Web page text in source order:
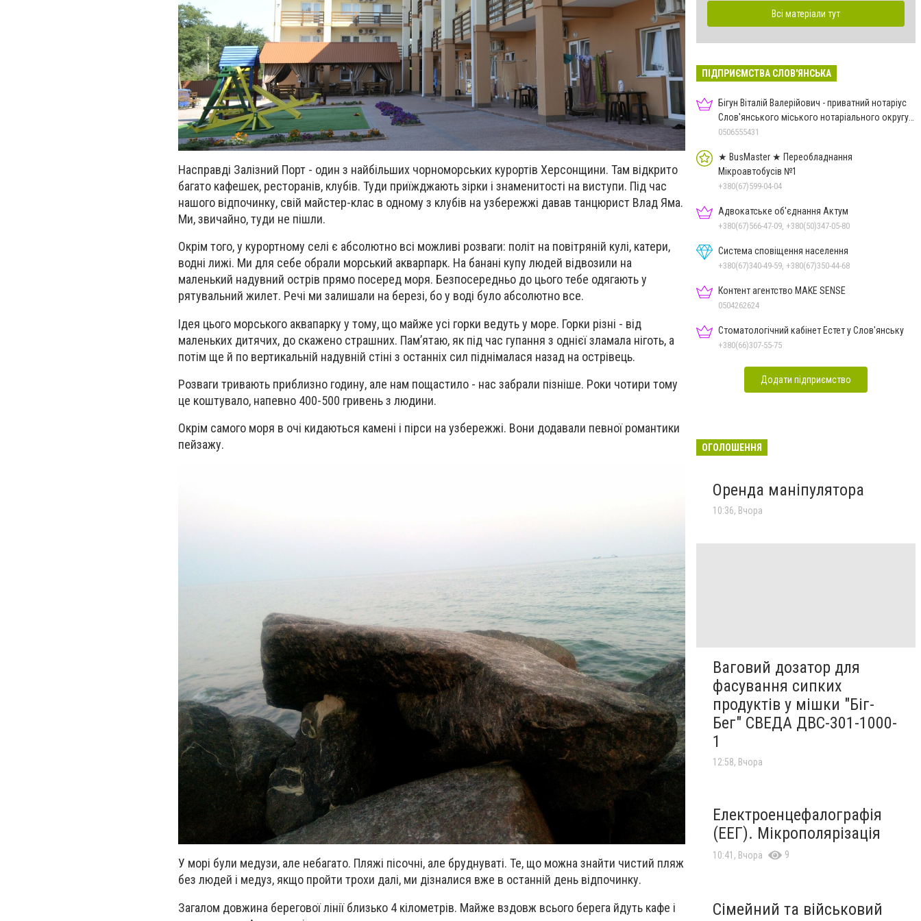
Насправді Залізний Порт - один з найбільших чорноморських курортів Херсонщини. Там відкрито
багато кафешек, ресторанів, клубів. Туди приїжджають зірки і знаменитості на виступи. Під час
нашого відпочинку, свій майстер-клас в одному з клубів на узбережжі давав танцюрист Влад Яма.
Ми, звичайно, туди не пішли.
Окрім того, у курортному селі є абсолютно всі можливі розваги: політ на повітряній кулі, катери,
водні лижі. Ми для себе обрали морський акварпарк. На банані купу людей відвозили на
маленький надувний острів прямо посеред моря. Безпосередньо до цього тебе одягають у
рятувальний жилет. Речі ми залишали на березі, бо у воді було абсолютно все.
Ідея цього морського аквапарку у тому, що майже усі горки ведуть у море. Горки різні - від
маленьких дитячих, до скажено страшних. Пам’ятаю, як під час гупання з однієї зламала ніготь, а
потім ще й по вертикальній надувній стіні з останніх сил піднімалася назад на острівець.
Розваги тривають приблизно годину, але нам пощастило - нас забрали пізніше. Роки чотири тому
це коштувало, напевно 400-500 гривень з людини.
Окрім самого моря в очі кидаються камені і пірси на узбережжі. Вони додавали певної романтики
пейзажу.
У морі були медузи, але небагато. Пляжі пісочні, але бруднуваті. Те, що можна знайти чистий пляж
без людей і медуз, якщо пройти трохи далі, ми дізналися вже в останній день відпочинку.
Загалом довжина берегової лінії близько 4 кілометрів. Майже вздовж всього берега йдуть кафе і
Всі матеріали тут
ПІДПРИЄМСТВА СЛОВ'ЯНСЬКА
Бігун Віталій Валерійович - приватний нотаріус
Слов'янського міського нотаріального округу
Дон.обл.
0506555431
★ BusMaster ★ Переобладнання
Мікроавтобусів №1
+380(67)599-04-04
Адвокатське об'єднання Актум
+380(67)566-47-09, +380(50)347-05-80
Система сповіщення населення
+380(67)340-49-59, +380(67)350-44-68
Контент агентство MAKE SENSE
0504262624
Стоматологічний кабінет Естет у Слов'янську
+380(66)307-55-75
Додати підприємство
ОГОЛОШЕННЯ
Оренда маніпулятора
10:36, Вчора
Ваговий дозатор для
фасування сипких
продуктів у мішки "Біг-
Бег" СВЕДА ДВС-301-1000-
1
12:58, Вчора
Електроенцефалографія
(ЕЕГ). Мікрополярізація
10:41, Вчора 9
Сімейний та військовий